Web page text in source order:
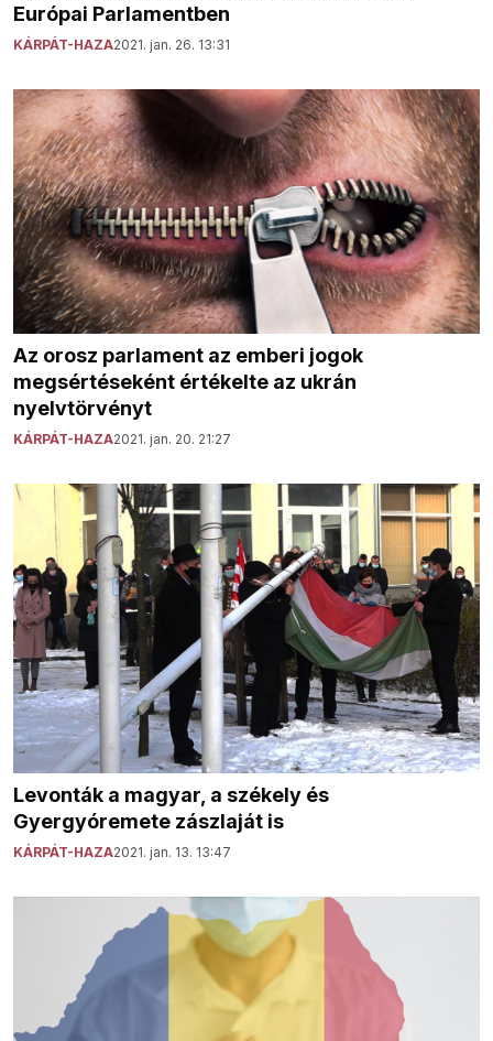
Európai Parlamentben
KÁRPÁT-HAZA2021. jan. 26. 13:31
Az orosz parlament az emberi jogok
megsértéseként értékelte az ukrán
nyelvtörvényt
KÁRPÁT-HAZA2021. jan. 20. 21:27
Levonták a magyar, a székely és
Gyergyóremete zászlaját is
KÁRPÁT-HAZA2021. jan. 13. 13:47